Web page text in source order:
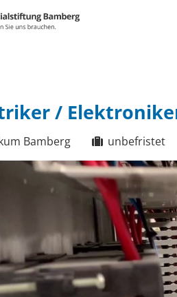
/
Bamberg unbefristet